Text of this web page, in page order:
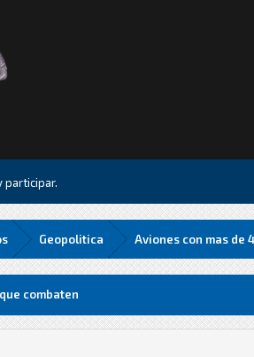
participar.
Geopolitica Aviones con mas de
combaten